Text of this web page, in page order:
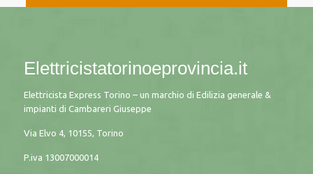
Elettricistatorinoeprovincia.it
Elettricista Express Torino – un marchio di Edilizia generale &
impianti di Cambareri Giuseppe
Via Elvo 4, 10155, Torino
P.iva 13007000014